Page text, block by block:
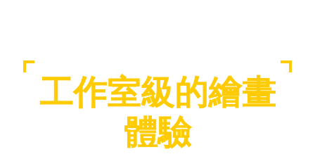
工作室級的繪畫
體驗